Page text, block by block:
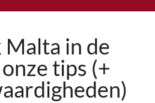
Malta in de
tips (+